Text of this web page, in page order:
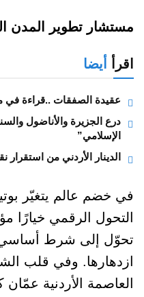
مستشار تطوير المدن
اقرأ أيضا
عقيدة الصفقات ..قراءة في
درع الجزيرة والأناضول
الإسلامي”
الدينار الأردني من
في خضم عالم يتغيّر
التحول الرقمي خيارًا
تحوّل إلى شرط أساسي
ازدهارها. وفي قلب
العاصمة الأردنية